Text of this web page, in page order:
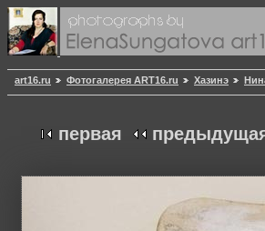
art16.ru Фотогалерея ART16.ru Хазинэ
первая